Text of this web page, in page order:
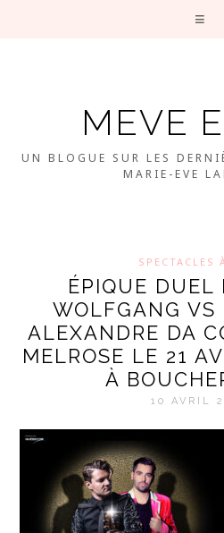
MEVE
UN BLOGUE SUR LES
MARIE-EVE
SPECTACLES
ÉPIQUE DUEL
WOLFGANG VS
ALEXANDRE DA
MELROSE LE 21
À
10 AVRIL